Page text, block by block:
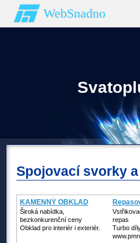
WebSnadno
Spojovací svorky
KAMENNÝ OBKLAD
Široká nabídka,
bezkonkurenční ceny
Obklad pro interiér i exteriér.
repas
Turbo